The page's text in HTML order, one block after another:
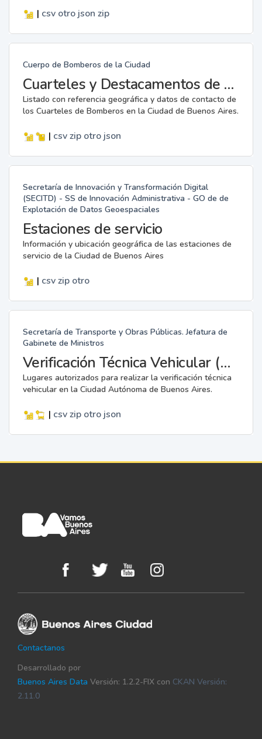
| csv otro json zip
Cuerpo de Bomberos de la Ciudad
Cuarteles y Destacamentos de Bomberos
Listado con referencia geográfica y datos de contacto de
los Cuarteles de Bomberos en la Ciudad de Buenos Aires.
| csv zip otro json
Secretaría de Innovación y Transformación Digital
(SECITD) - SS de Innovación Administrativa - GO de de
Explotación de Datos Geoespaciales
Estaciones de servicio
Información y ubicación geográfica de las estaciones de
servicio de la Ciudad de Buenos Aires
| csv zip otro
Secretaría de Transporte y Obras Públicas. Jefatura de
Gabinete de Ministros
Verificación Técnica Vehicular (VTV)
Lugares autorizados para realizar la verificación técnica
vehicular en la Ciudad Autónoma de Buenos Aires.
| csv zip otro json
Contactanos
Desarrollado por
Buenos Aires Data Versión: 1.2.2-FIX con CKAN Versión:
2.11.0